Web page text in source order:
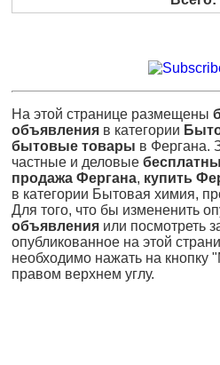
На этой странице размещены
объявления в категории
бытовые товары в Фергана.
частные и деловые
продажа Фергана, купить
в категории Бытовая химия,
Для того, что бы измененить
объявления или посмотреть
опубликованное на этой
необходимо нажать на кнопку
правом верхнем углу.